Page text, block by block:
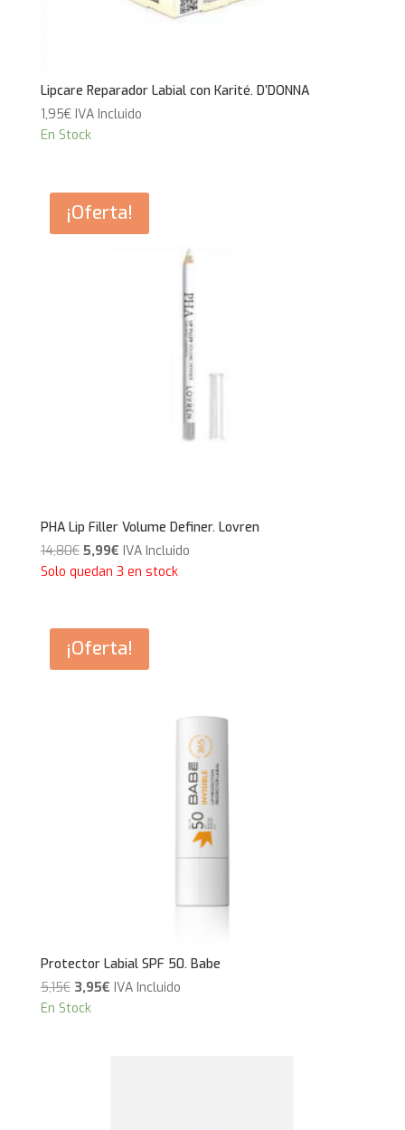
Lipcare Reparador Labial con Karité. D’DONNA
1,95€ IVA Incluido
En Stock
¡Oferta!
PHA Lip Filler Volume Definer. Lovren
14,80€ El
precio
14,80€.
5,99€El
precio
5,99€.
IVA Incluido
Solo quedan 3 en stock
¡Oferta!
Protector Labial SPF 50. Babe
5,15€ El
precio
3,95€ElIVA Incluido
En Stock